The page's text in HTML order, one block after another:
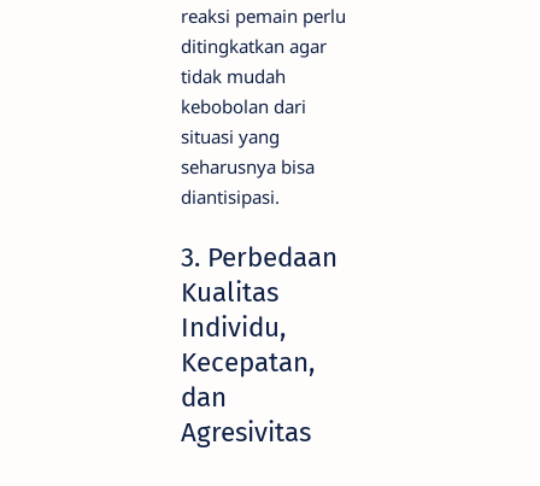
reaksi pemain perlu
ditingkatkan agar
tidak mudah
kebobolan dari
situasi yang
seharusnya bisa
diantisipasi.
3. Perbedaan
Kualitas
Individu,
Kecepatan,
dan
Agresivitas